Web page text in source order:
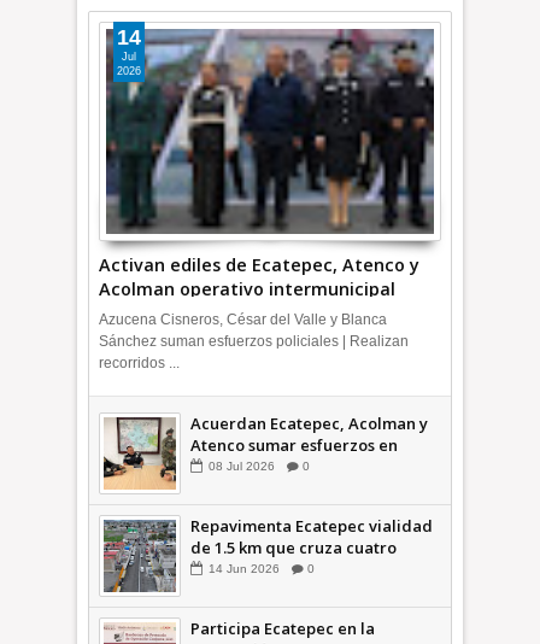
Activan ediles de Ecatepec, Atenco y
Acolman operativo intermunicipal
14
Jul
2026
Azucena Cisneros, César del Valle y Blanca
Sánchez suman esfuerzos policiales | Realizan
recorridos ...
Acuerdan Ecatepec, Acolman y
Atenco sumar esfuerzos en
seguridad
08 Jul 2026 0
Repavimenta Ecatepec vialidad
de 1.5 km que cruza cuatro
comunidades +Video
14 Jun 2026 0
Participa Ecatepec en la